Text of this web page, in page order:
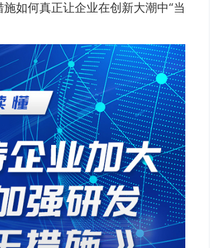
如何真正让企业在创新大潮中“当